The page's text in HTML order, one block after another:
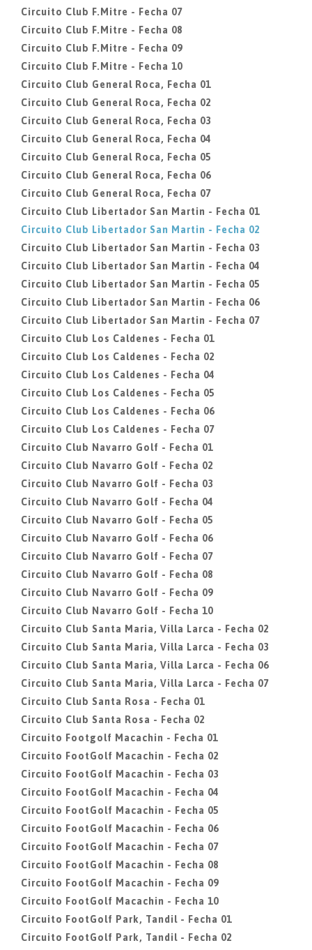
Circuito Club F.Mitre - Fecha 07
Circuito Club F.Mitre - Fecha 08
Circuito Club F.Mitre - Fecha 09
Circuito Club F.Mitre - Fecha 10
Circuito Club General Roca, Fecha 01
Circuito Club General Roca, Fecha 02
Circuito Club General Roca, Fecha 03
Circuito Club General Roca, Fecha 04
Circuito Club General Roca, Fecha 05
Circuito Club General Roca, Fecha 06
Circuito Club General Roca, Fecha 07
Circuito Club Libertador San Martin - Fecha 01
Circuito Club Libertador San Martin - Fecha 02
Circuito Club Libertador San Martin - Fecha 03
Circuito Club Libertador San Martin - Fecha 04
Circuito Club Libertador San Martin - Fecha 05
Circuito Club Libertador San Martin - Fecha 06
Circuito Club Libertador San Martin - Fecha 07
Circuito Club Los Caldenes - Fecha 01
Circuito Club Los Caldenes - Fecha 02
Circuito Club Los Caldenes - Fecha 04
Circuito Club Los Caldenes - Fecha 05
Circuito Club Los Caldenes - Fecha 06
Circuito Club Los Caldenes - Fecha 07
Circuito Club Navarro Golf - Fecha 01
Circuito Club Navarro Golf - Fecha 02
Circuito Club Navarro Golf - Fecha 03
Circuito Club Navarro Golf - Fecha 04
Circuito Club Navarro Golf - Fecha 05
Circuito Club Navarro Golf - Fecha 06
Circuito Club Navarro Golf - Fecha 07
Circuito Club Navarro Golf - Fecha 08
Circuito Club Navarro Golf - Fecha 09
Circuito Club Navarro Golf - Fecha 10
Circuito Club Santa Maria, Villa Larca - Fecha 02
Circuito Club Santa Maria, Villa Larca - Fecha 03
Circuito Club Santa Maria, Villa Larca - Fecha 06
Circuito Club Santa Maria, Villa Larca - Fecha 07
Circuito Club Santa Rosa - Fecha 01
Circuito Club Santa Rosa - Fecha 02
Circuito Footgolf Macachin - Fecha 01
Circuito FootGolf Macachin - Fecha 02
Circuito FootGolf Macachin - Fecha 03
Circuito FootGolf Macachin - Fecha 04
Circuito FootGolf Macachin - Fecha 05
Circuito FootGolf Macachin - Fecha 06
Circuito FootGolf Macachin - Fecha 07
Circuito FootGolf Macachin - Fecha 08
Circuito FootGolf Macachin - Fecha 09
Circuito FootGolf Macachin - Fecha 10
Circuito FootGolf Park, Tandil - Fecha 01
Circuito FootGolf Park, Tandil - Fecha 02